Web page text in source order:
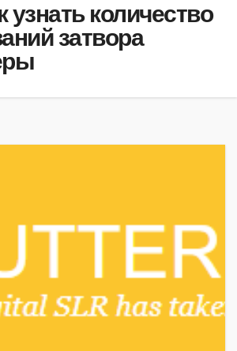
узнать количество
затвора